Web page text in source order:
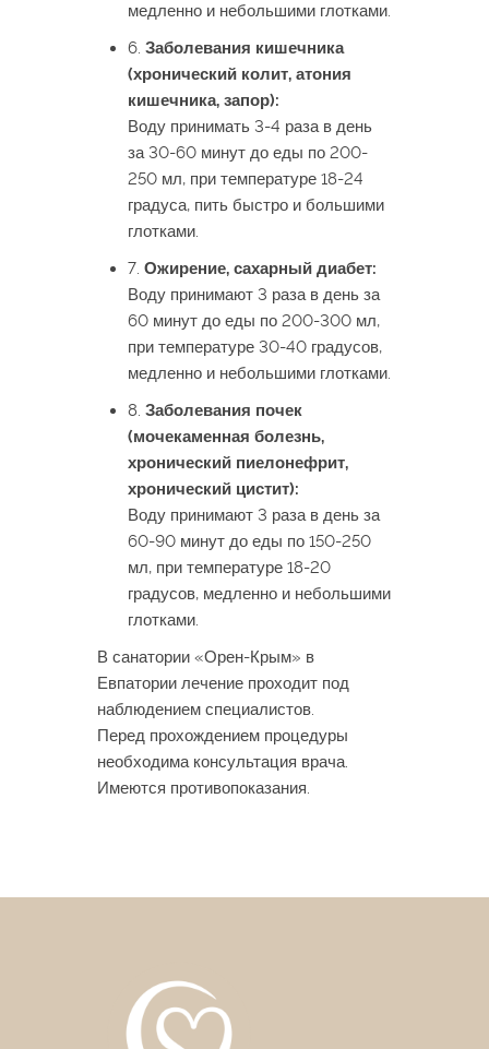
медленно и небольшими глотками.
6. Заболевания кишечника
(хронический колит, атония
кишечника, запор):
Воду принимать 3-4 раза в день
за 30-60 минут до еды по 200-
250 мл, при температуре 18-24
градуса, пить быстро и большими
глотками.
7. Ожирение, сахарный диабет:
Воду принимают 3 раза в день за
60 минут до еды по 200-300 мл,
при температуре 30-40 градусов,
медленно и небольшими глотками.
8. Заболевания почек
(мочекаменная болезнь,
хронический пиелонефрит,
хронический цистит):
Воду принимают 3 раза в день за
60-90 минут до еды по 150-250
мл, при температуре 18-20
градусов, медленно и небольшими
глотками.
В санатории «Орен-Крым» в
Евпатории лечение проходит под
наблюдением специалистов.
Перед прохождением процедуры
необходима консультация врача.
Имеются противопоказания.